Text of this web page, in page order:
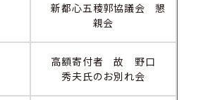
新都心五稜郭協議会 懇
親会
高額寄付者 故 野口
秀夫氏のお別れ会